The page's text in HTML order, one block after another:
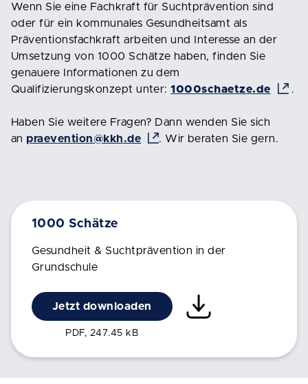
Wenn Sie eine Fachkraft für Suchtprävention sind
oder für ein kommunales Gesundheitsamt als
Präventionsfachkraft arbeiten und Interesse an der
Umsetzung von 1000 Schätze haben, finden Sie
genauere Informationen zu dem
Qualifizierungskonzept unter:1000schaetze.de .
Haben Sie weitere Fragen? Dann wenden Sie sich
an praevention@kkh.de . Wir beraten Sie gern.
1000 Schätze
Gesundheit & Suchtprävention in der
Grundschule
Jetzt downloaden
PDF, 247.45 kB